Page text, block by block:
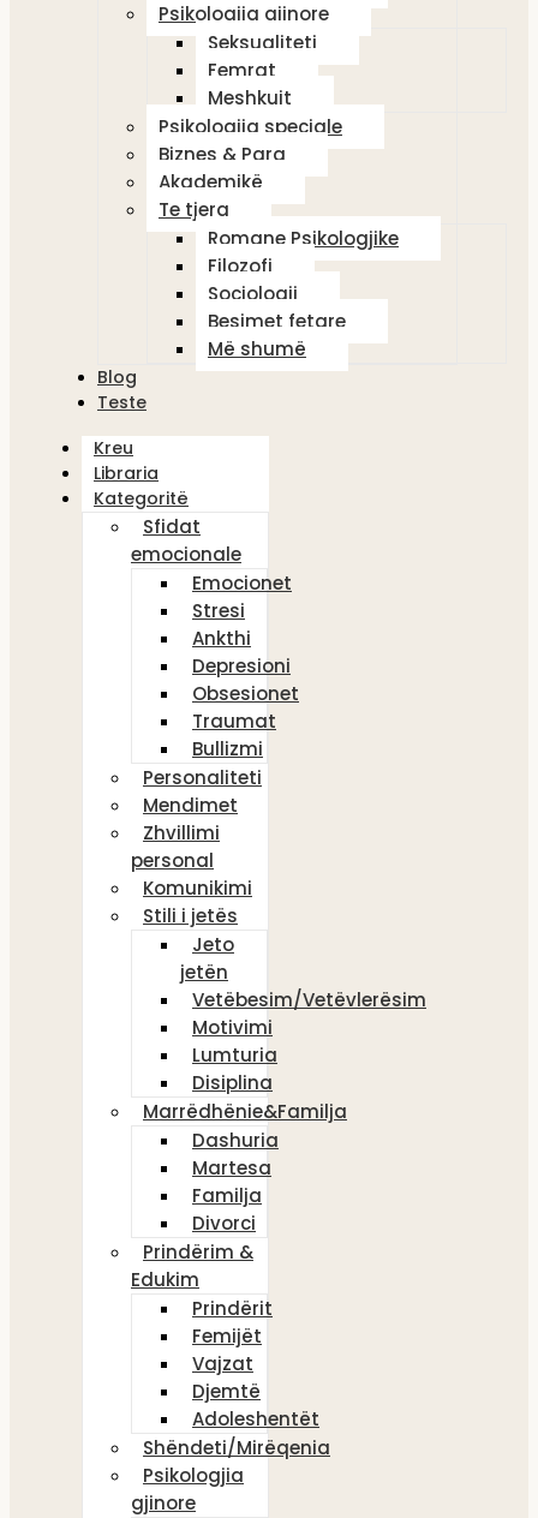
Psikologjia gjinore
Seksualiteti
Femrat
Meshkujt
Psikologjia speciale
Biznes & Para
Akademikë
Te tjera
Romane Psikologjike
Filozofi
Sociologji
Besimet fetare
Më shumë
Blog
Teste
Kreu
Libraria
Kategoritë
Sfidat
emocionale
Emocionet
Stresi
Ankthi
Depresioni
Obsesionet
Traumat
Bullizmi
Personaliteti
Mendimet
Zhvillimi
personal
Komunikimi
Stili i jetës
Jeto
jetën
Vetëbesim/Vetëvlerësim
Motivimi
Lumturia
Disiplina
Marrëdhënie&Familja
Dashuria
Martesa
Familja
Divorci
Prindërim &
Edukim
Prindërit
Femijët
Vajzat
Djemtë
Adoleshentët
Shëndeti/Mirëqenia
Psikologjia
gjinore